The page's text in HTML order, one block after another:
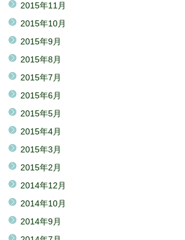
2015年11月
2015年10月
2015年9月
2015年8月
2015年7月
2015年6月
2015年5月
2015年4月
2015年3月
2015年2月
2014年12月
2014年10月
2014年9月